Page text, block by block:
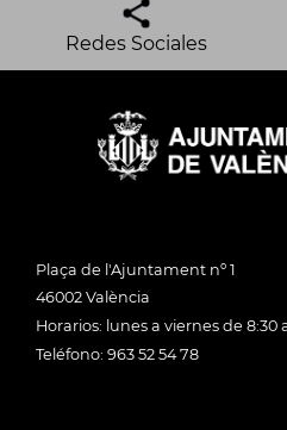
Redes Sociales
Plaça de l'Ajuntament nº 1
46002 València
Horarios: lunes a viernes de 8:30
Teléfono: 963 52 54 78